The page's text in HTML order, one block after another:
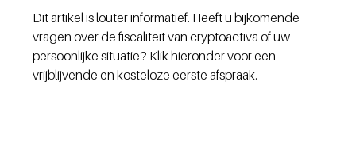
Dit artikel is louter informatief. Heeft u bijkomende
vragen over de fiscaliteit van cryptoactiva of uw
persoonlijke situatie? Klik hieronder voor een
vrijblijvende en kosteloze eerste afspraak.